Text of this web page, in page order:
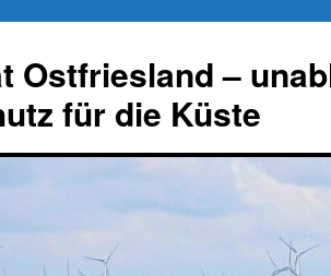
Ostfriesland –
für die Küste